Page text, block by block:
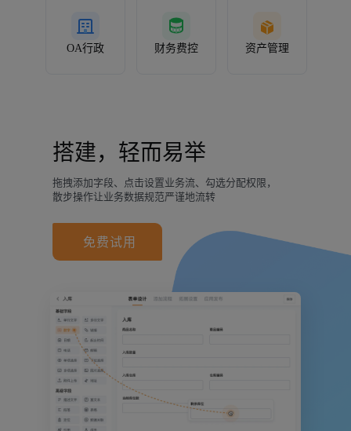
OA行政 财务费控 资产管理
搭建，轻而易举
拖拽添加字段、点击设置业务流、勾选分配权限，
散步操作让业务数据规范严谨地流转
免费试用